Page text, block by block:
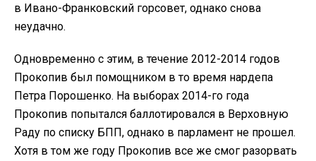
в Ивано-Франковский горсовет, однако снова
неудачно.
Одновременно с этим, в течение 2012-2014 годов
Прокопив был помощником в то время нардепа
Петра Порошенко. На выборах 2014-го года
Прокопив попытался баллотировался в Верховную
Раду по списку БПП, однако в парламент не прошел.
Хотя в том же году Прокопив все же смог разорвать